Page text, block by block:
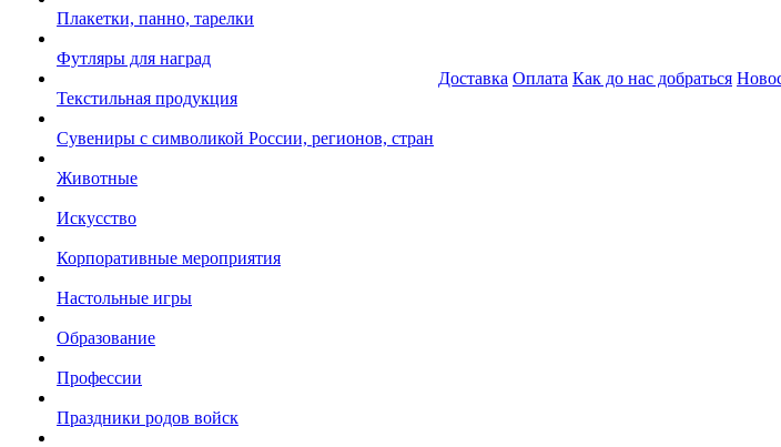
Плакетки, панно, тарелки
Футляры для наград
Текстильная продукция
Сувениры с символикой России, регионов, стран
Животные
Искусство
Корпоративные мероприятия
Настольные игры
Образование
Профессии
Праздники родов войск
Доставка Оплата Как до нас добраться